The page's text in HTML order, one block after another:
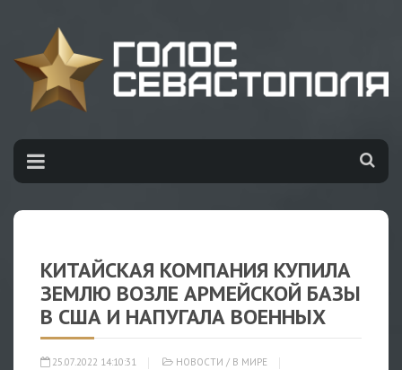
КИТАЙСКАЯ КОМПАНИЯ КУПИЛА
ЗЕМЛЮ ВОЗЛЕ АРМЕЙСКОЙ БАЗЫ
В США И НАПУГАЛА ВОЕННЫХ
25.07.2022 14:10:31 НОВОСТИ / В МИРЕ